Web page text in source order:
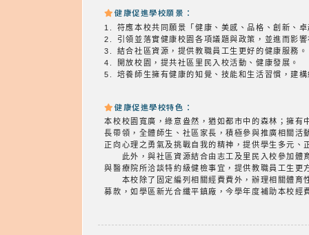
健康促進學校願景：
1. 符應本校共同願景「健康、美感、品格、創新、
2. 引領並落實健康校園各項議題與政策，並進而影
3. 結合社區資源，提供教職員工生更好的健康服務。
4. 開放校園，提共社區里民入校活動、健康發展。
5. 培養師生擁有健康的知覺、技能和生活習慣，建
健康促進學校特色：
本校校園寬廣，綠意盎然，猶如都市中的森林；擁
長帶領，全體師生、社區家長，積極參與推廣相關
正向心理之勇氣及挑戰自我的精神，提供學生多元、
此外，與社區資源結合由志工及里民入校參加體
與醫療院所洽談特約級健檢事宜，提供教職員工生
本校除了固定編列相關經費費外，辦理相關體育
募款，如學區新光合纖平鎮廠，今學年度補助本校